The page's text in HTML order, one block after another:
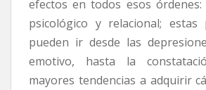
efectos en todos esos órdenes:
psicológico y relacional; estas
pueden ir desde las
emotivo, hasta la
mayores tendencias a adquirir